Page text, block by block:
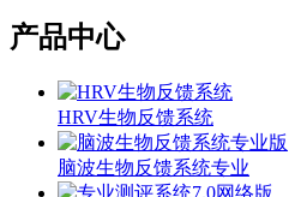
产品中心
HRV生物反馈系统
脑波生物反馈系统专业